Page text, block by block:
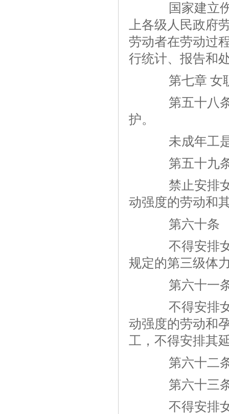
国家建立伤
上各级人民政府
劳动者在劳动过
行统计、报告和
第七章 女职
第五十八条
护。
未成年工是
第五十九
禁止安排女
动强度的劳动和
第六十条
不得安排女
规定的第三级体
第六十一
不得安排女
动强度的劳动和
工，不得安排其
第六十二条
第六十三
不得安排女